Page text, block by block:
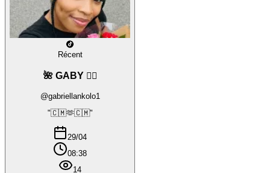
Récent
🌺 GABY ❤️‍🔥
@gabriellankolo1
"🇨🇲🫶🇨🇲"
29/04
08:38
14